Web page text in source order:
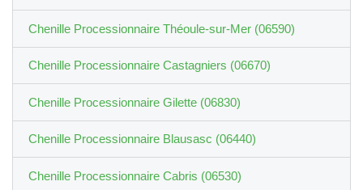
Chenille Processionnaire Théoule-sur-Mer (06590)
Chenille Processionnaire Castagniers (06670)
Chenille Processionnaire Gilette (06830)
Chenille Processionnaire Blausasc (06440)
Chenille Processionnaire Cabris (06530)